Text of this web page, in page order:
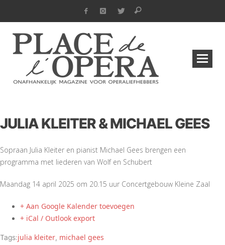
JULIA KLEITER & MICHAEL GEES
Sopraan Julia Kleiter en pianist Michael Gees brengen een
programma met liederen van Wolf en Schubert
Maandag 14 april 2025 om 20.15 uur Concertgebouw Kleine Zaal
+ Aan Google Kalender toevoegen
+ iCal / Outlook export
Tags:julia kleiter, michael gees